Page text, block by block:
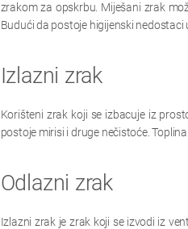
zrakom za opskrbu. Miješani zrak
Budući da postoje higijenski
Izlazni zrak
Korišteni zrak koji se izbacuje iz
postoje mirisi i druge nečistoće.
Odlazni zrak
Izlazni zrak je zrak koji se izvodi iz